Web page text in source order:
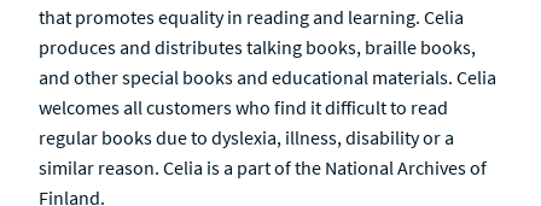
that promotes equality in reading and learning. Celia
produces and distributes talking books, braille books,
and other special books and educational materials. Celia
welcomes all customers who find it difficult to read
regular books due to dyslexia, illness, disability or a
similar reason. Celia is a part of the National Archives of
Finland.